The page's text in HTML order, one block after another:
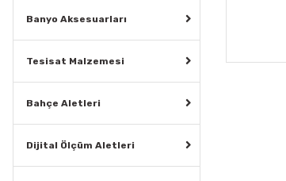
Banyo Aksesuarları
Tesisat Malzemesi
Bahçe Aletleri
Dijital Ölçüm Aletleri